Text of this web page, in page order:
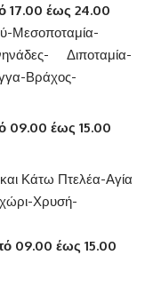
17.00 έως 24.00
Μεσοποταμία-
Διποταμία-
Βράχος-
09.00 έως 15.00
Κάτω Πτελέα-Αγία
Χρυσή-
09.00 έως 15.00